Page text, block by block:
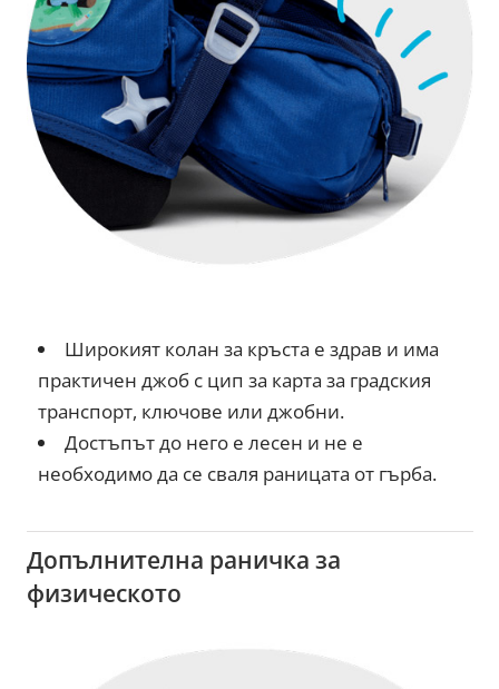
Широкият колан за кръста е здрав и има
практичен джоб с цип за карта за градския
транспорт, ключове или джобни.
Достъпът до него е лесен и не е
необходимо да се сваля раницата от гърба.
Допълнителна раничка за
физическото